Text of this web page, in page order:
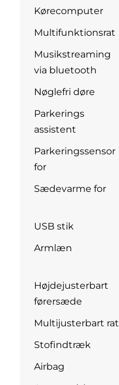
Kørecomputer
Multifunktionsrat
Musikstreaming
via bluetooth
Nøglefri døre
Parkerings
assistent
Parkeringssensor
for
Sædevarme for
USB stik
Armlæn
Højdejusterbart
førersæde
Multijusterbart rat
Stofindtræk
Airbag